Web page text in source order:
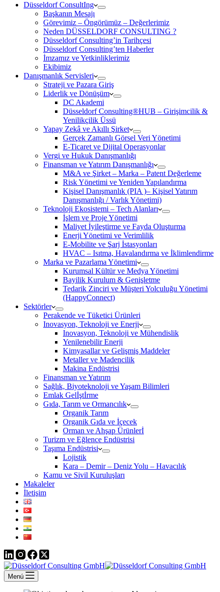
Düsseldorf ConsultIng
Başkanın Mesajı
Görevimiz – Öngörümüz – Değerlerimiz
Neden DÜSSELDORF CONSULTING ?
Düsseldorf Consulting’in Tarihçesi
Düsseldorf Consulting’ten Haberler
İmzamız ve Yetkinliklerimiz
Ekibimiz
Danışmanlık Servisleri
Strateji ve Pazara Giriş
Liderlik ve Dönüşüm
DC Akademi
Düsseldorf Consulting®HUB – Girişimcilik &
Yenilikçilik Üssü
Yapay Zekâ ve Akıllı Şirket
Gerçek Zamanlı Görsel Veri Yönetimi
E-Ticaret ve Dijital Operasyonlar
Vergi ve Hukuk Danışmanlığı
Finansman ve Yatırım Danışmanlığı
M&A ve Şirket – Marka – Patent Değerleme
Risk Yönetimi ve Yeniden Yapılandırma
Kişisel Danışmanlık (PIA )– Kişisel Yatırım
Danışmanlığı / Varlık Yönetimi)
Teknoloji Ekosistemi – Tech Alanları
İşlem ve Proje Yönetimi
Maliyet İyileştirme ve Fayda Oluşturma
Enerji Yönetimi ve Verimlilik
E-Mobilite ve Şarj İstasyonları
HVAC – Isıtma, Havalandırma ve İklimlendirme
Marka ve Pazarlama Yönetimi
Kurumsal Kültür ve Medya Yönetimi
Bayilik Kurulum & Genişletme
Tedarik Zinciri ve Müşteri Yolculuğu Yönetimi
(HappyConnect)
Sektörler
Perakende ve Tüketici Ürünleri
Inovasyon, Teknoloji ve Enerji
Inovasyon, Teknoloji ve Mühendislik
Yenilenebilir Enerji
Kimyasallar ve Gelişmiş Maddeler
Metaller ve Madencilik
Makina Endüstrisi
Finansman ve Yatırım
Sağlık, Biyoteknoloji ve Yaşam Bilimleri
Emlak Gelİştİrme
Gıda, Tarım ve Ormancılık
Organik Tarım
Organik Gıda ve İçecek
Orman ve Ahşap Ürünlerİ
Turizm ve Eğlence Endüstrisi
Taşıma Endüstrisi
Lojistik
Kara – Demir – Deniz Yolu – Havacılık
Kamu ve Sivil Kuruluşları
Makaleler
İletişim
Menú